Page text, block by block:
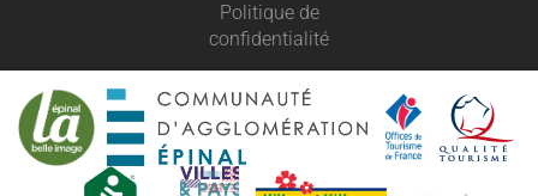
Politique de
confidentialité